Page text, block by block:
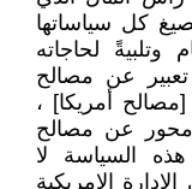
كل سياساتها
وتلبيةً لحاجاته
عن مصالح
أمريكا] ،
محور عن مصالح
هذه السياسة لا
الامريكية